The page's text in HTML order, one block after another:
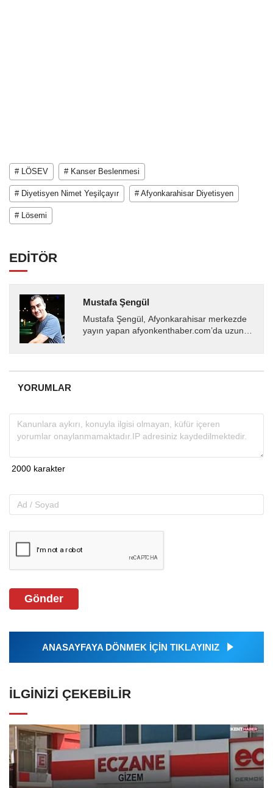
# LÖSEV # Kanser Beslenmesi
# Diyetisyen Nimet Yeşilçayır # Afyonkarahisar Diyetisyen
# Lösemi
EDİTÖR
Mustafa Şengül
Mustafa Şengül, Afyonkarahisar merkezde
yayın yapan afyonkenthaber.com’da uzun
almakta, haber akışı...
YORUMLAR
Gönder
ANASAYFAYA DÖNMEK İÇİN TIKLAYINIZ
İLGINIZI ÇEKEBILIR